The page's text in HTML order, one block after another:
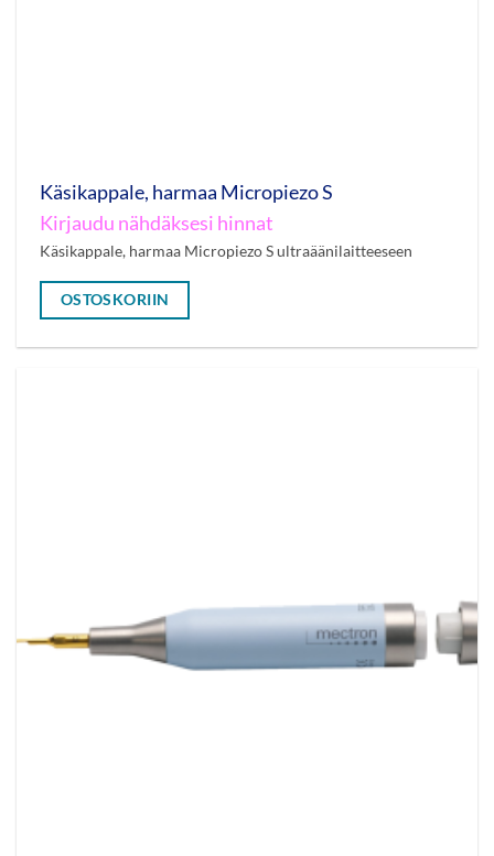
Käsikappale, harmaa Micropiezo S
Kirjaudu nähdäksesi hinnat
Käsikappale, harmaa Micropiezo S ultraäänilaitteeseen
OSTOSKORIIN